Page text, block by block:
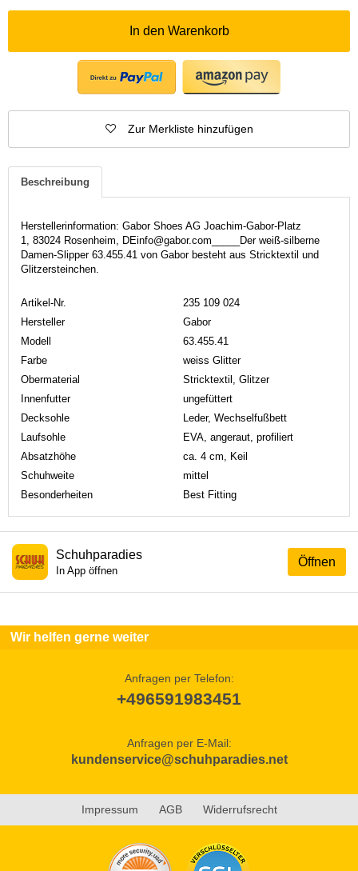
In den Warenkorb
Zur Merkliste hinzufügen
Beschreibung
Herstellerinformation: Gabor Shoes AG Joachim-Gabor-Platz
1, 83024 Rosenheim, DEinfo@gabor.com_____Der weiß-silberne
Damen-Slipper 63.455.41 von Gabor besteht aus Stricktextil und
Glitzersteinchen.
Artikel-Nr.
235 109 024
Hersteller
Gabor
Modell
63.455.41
Farbe
weiss Glitter
Obermaterial
Stricktextil, Glitzer
Innenfutter
ungefüttert
Decksohle
Leder, Wechselfußbett
Laufsohle
EVA, angeraut, profiliert
Absatzhöhe
ca. 4 cm, Keil
Schuhweite
mittel
Besonderheiten
Best Fitting
Öffnen
Schuhparadies
In App öffnen
Wir helfen gerne weiter
Anfragen per Telefon:
+496591983451
Anfragen per E-Mail:
kundenservice@schuhparadies.net
Impressum AGB Widerrufsrecht